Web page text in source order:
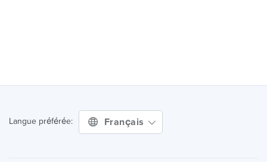
Langue préférée: Français